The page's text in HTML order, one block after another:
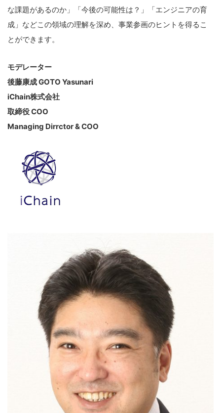
な課題があるのか」「今後の可能性は？」「エンジニアの育
成」などこの領域の理解を深め、事業参画のヒントを得るこ
とができます。
モデレーター
後藤康成 GOTO Yasunari
iChain株式会社
取締役 COO
Managing Dirrctor & COO